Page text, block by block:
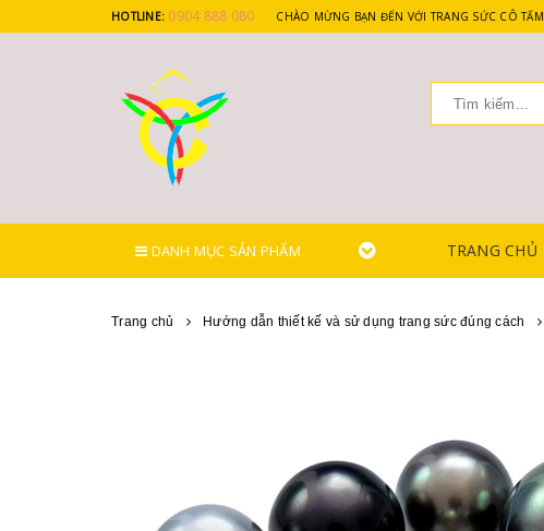
HOTLINE: 0904 888 080 CHÀO MỪNG BẠN ĐẾN VỚI TRANG SỨC CÔ TẤM
DANH MỤC SẢN PHẨM TRANG CHỦ
Trang chủ Hướng dẫn thiết kế và sử dụng trang sức đúng cách